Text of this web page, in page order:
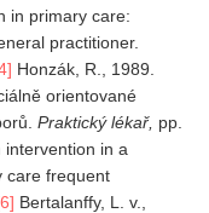
in primary care:
practitioner.
Honzák, R., 1989.
orientované
Praktický lékař, pp.
intervention in a
care frequent
Bertalanffy, L. v.,